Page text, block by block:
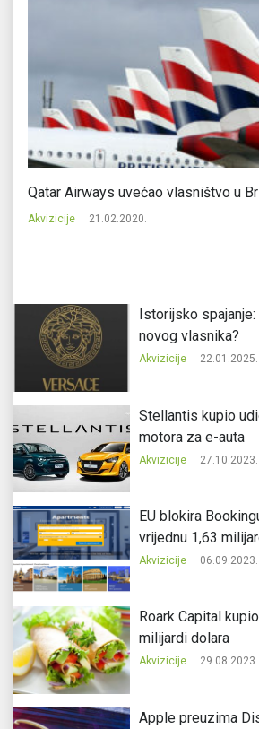
Qatar Airways uvećao vlasništvo u
Akvizicije 21.02.2020.
Istorijsko
novog vlasnika?
Akvizicije 22.01.2025.
Stellantis kupio
motora za e-auta
Akvizicije 27.10.2023.
EU blokira
vrijednu 1,63
Akvizicije 06.09.2023.
Roark Capital
milijardi dolara
Akvizicije 29.08.2023.
Apple preuzima